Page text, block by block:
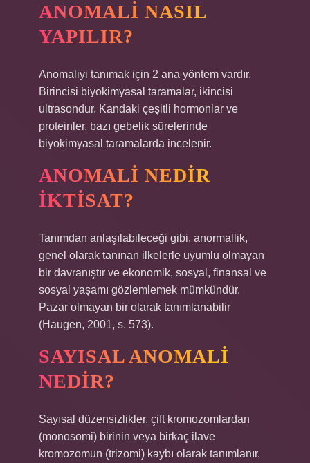
ANOMALI NASIL
YAPILIR?
Anomaliyi tanımak için 2 ana yöntem vardır.
Birincisi biyokimyasal taramalar, ikincisi
ultrasondur. Kandaki çeşitli hormonlar ve
proteinler, bazı gebelik sürelerinde
biyokimyasal taramalarda incelenir.
ANOMALI NEDIR
IKTISAT?
Tanımdan anlaşılabileceği gibi, anormallik,
genel olarak tanınan ilkelerle uyumlu olmayan
bir davranıştır ve ekonomik, sosyal, finansal ve
sosyal yaşamı gözlemlemek mümkündür.
Pazar olmayan bir olarak tanımlanabilir
(Haugen, 2001, s. 573).
SAYISAL ANOMALI
NEDIR?
Sayısal düzensizlikler, çift kromozomlardan
(monosomi) birinin veya birkaç ilave
kromozomun (trizomi) kaybı olarak tanımlanır.